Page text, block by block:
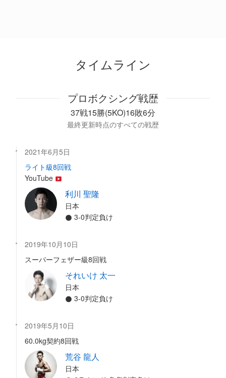
タイムライン
プロボクシング戦歴
37戦15勝(5KO)16敗6分
最終更新時点のすべての戦歴
2021年6月5日
ライト級8回戦
YouTube
利川 聖隆
日本
3-0判定負け
2019年10月10日
スーパーフェザー級8回戦
それいけ 太一
日本
3-0判定負け
2019年5月10日
60.0kg契約8回戦
荒谷 龍人
日本